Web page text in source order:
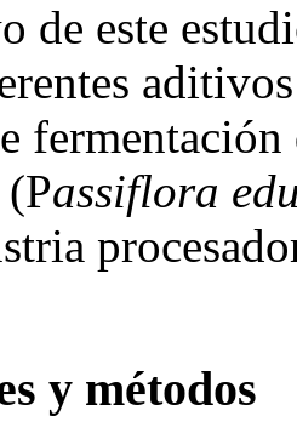
de este
fermentación
assiflora
y métodos